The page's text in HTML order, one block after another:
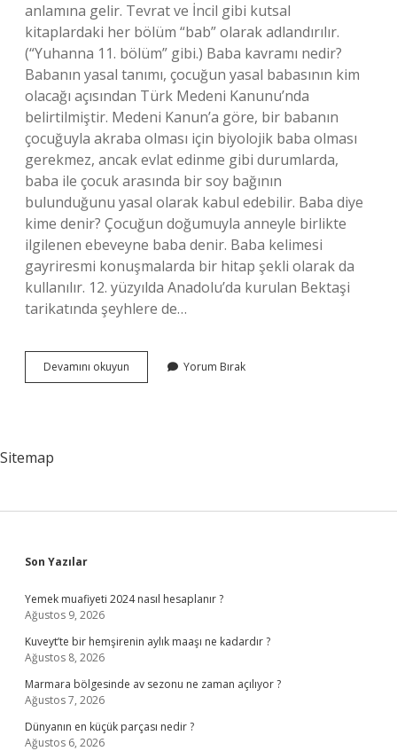
anlamına gelir. Tevrat ve İncil gibi kutsal
kitaplardaki her bölüm “bab” olarak adlandırılır.
(“Yuhanna 11. bölüm” gibi.) Baba kavramı nedir?
Babanın yasal tanımı, çocuğun yasal babasının kim
olacağı açısından Türk Medeni Kanunu’nda
belirtilmiştir. Medeni Kanun’a göre, bir babanın
çocuğuyla akraba olması için biyolojik baba olması
gerekmez, ancak evlat edinme gibi durumlarda,
baba ile çocuk arasında bir soy bağının
bulunduğunu yasal olarak kabul edebilir. Baba diye
kime denir? Çocuğun doğumuyla anneyle birlikte
ilgilenen ebeveyne baba denir. Baba kelimesi
gayriresmi konuşmalarda bir hitap şekli olarak da
kullanılır. 12. yüzyılda Anadolu’da kurulan Bektaşi
tarikatında şeyhlere de…
Devamını okuyun Kuranda
Baba
Yorum Bırak
Sitemap
Sidebar
Son Yazılar
Yemek muafiyeti 2024 nasıl hesaplanır ?
Ağustos 9, 2026
Kuveyt’te bir hemşirenin aylık maaşı ne kadardır ?
Ağustos 8, 2026
Marmara bölgesinde av sezonu ne zaman açılıyor ?
Ağustos 7, 2026
Dünyanın en küçük parçası nedir ?
Ağustos 6, 2026